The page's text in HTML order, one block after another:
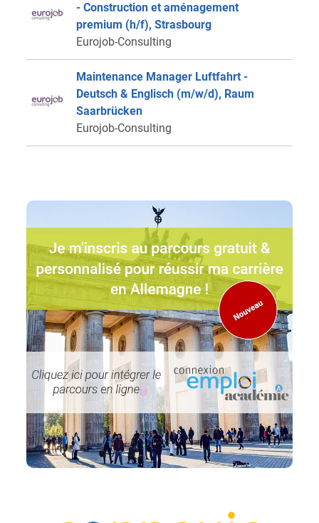
- Construction et aménagement
premium (h/f), Strasbourg
Eurojob-Consulting
Maintenance Manager Luftfahrt -
Deutsch & Englisch (m/w/d), Raum
Saarbrücken
Eurojob-Consulting